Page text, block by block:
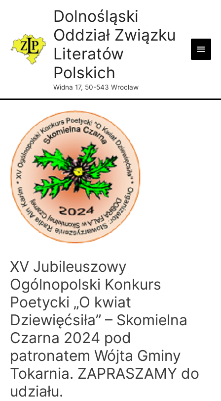
Dolnośląski
Oddział Związku
Literatów
Polskich
Widna 17, 50-543 Wrocław
Main
XV Jubileuszowy
Ogólnopolski Konkurs
Poetycki „O kwiat
Dziewięćsiła” – Skomielna
Czarna 2024 pod
patronatem Wójta Gminy
Tokarnia. ZAPRASZAMY do
udziału.